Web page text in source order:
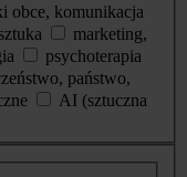
obce, komunikacja
marketing,
psychoterapia
państwo,
AI (sztuczna